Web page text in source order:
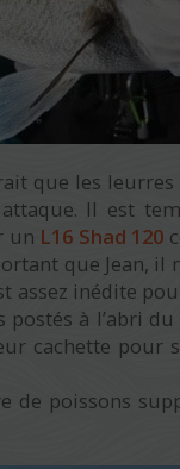
que les
Il est
un L16 Shad 120
que Jean,
inédite
à l’abri
cachette pour
de poissons